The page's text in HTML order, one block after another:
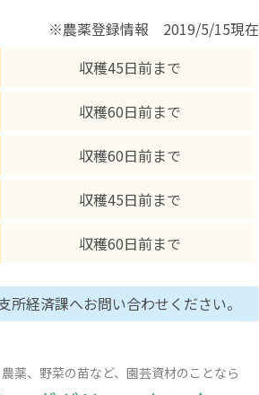
※農薬登録情報 2019/5/15現在
収穫45日前まで
収穫60日前まで
収穫60日前まで
収穫45日前まで
収穫60日前まで
経済課へお問い合わせください。
薬、野菜の苗など、園芸資材のことなら